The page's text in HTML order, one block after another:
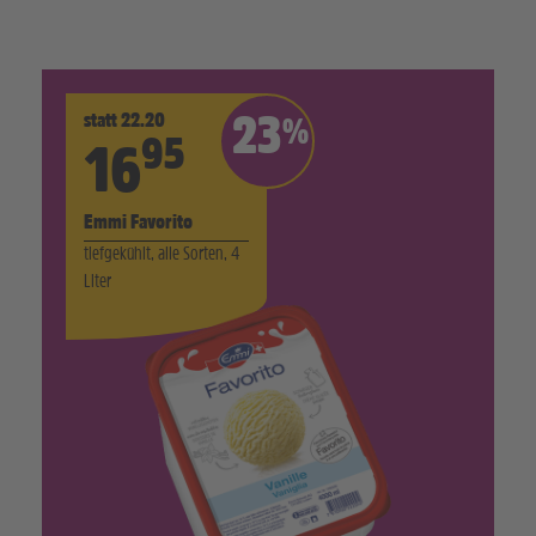
23%
statt 22.20
1695
Emmi Favorito
tiefgekühlt, alle Sorten, 4
Liter